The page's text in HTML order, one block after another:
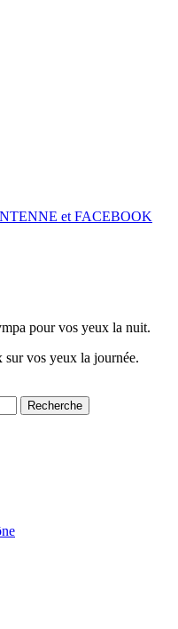
et FACEBOOK
pour vos yeux la nuit.
sur vos yeux la journée.
Recherche